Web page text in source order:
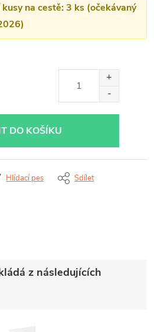
na cestě: 3 ks (očekávaný
DO KOŠÍKU
Hlídací pes Sdílet
z následujících